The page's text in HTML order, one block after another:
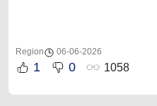
Region 06-06-2026
1 0 1058